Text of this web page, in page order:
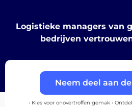
Ontdek
Logistieke managers van
bedrijven
Neem deel aan
• Kies voor onovertroffen gemak •